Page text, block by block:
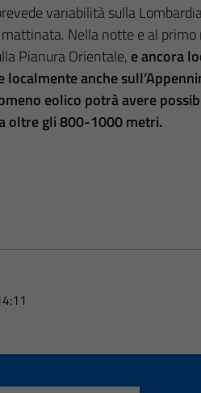
variabilità sulla
Nella notte e al
Pianura Orientale, e ancora
anche
eolico potrà avere
oltre gli 800-1000 metri.